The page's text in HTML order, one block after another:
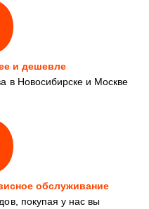
и дешевле
в Новосибирске и Москве
обслуживание
покупая у нас вы